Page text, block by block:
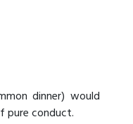
dinner) would
pure conduct.